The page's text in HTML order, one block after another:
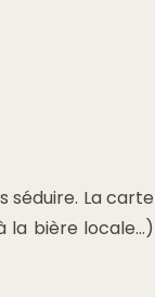
séduire. La carte
la bière locale…)